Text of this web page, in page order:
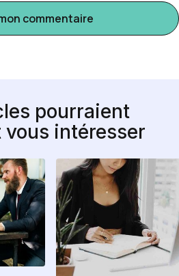
pourraient
vous intéresser